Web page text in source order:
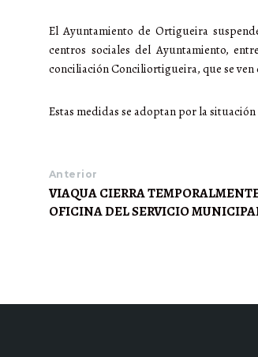
El Ayuntamiento de Ortigueira
centros sociales del Ayuntamiento,
conciliación Conciliortigueira, que se ven
Estas medidas se adoptan por la
Anterior
VIAQUA CIERRA
OFICINA DEL SERVICIO